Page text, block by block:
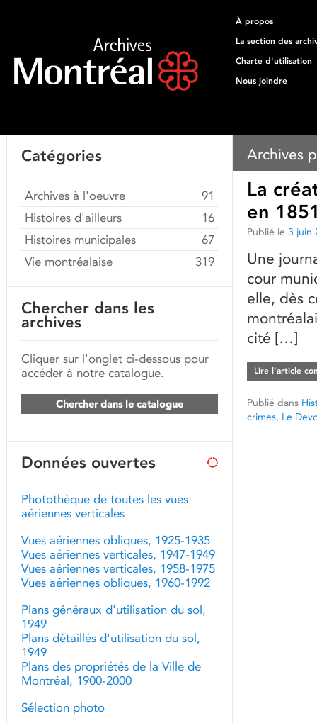
À propos
La section des
Charte d'utilisation
Nous joindre
Archives
La
en
Publié le 3 juin
Une
cour
elle, dès
cité […]
Lire l’article
Publié dans
crimes, Le
Catégories
Archives à l'oeuvre
91
Histoires d'ailleurs
16
Histoires municipales
67
Vie montréalaise
319
Chercher dans les
archives
Cliquer sur l'onglet ci-dessous pour
accéder à notre catalogue.
Chercher dans le catalogue
Données ouvertes
Photothèque de toutes les vues
aériennes verticales
Vues aériennes obliques, 1925-1935
Vues aériennes verticales, 1947-1949
Vues aériennes verticales, 1958-1975
Vues aériennes obliques, 1960-1992
Plans généraux d'utilisation du sol,
1949
Plans détaillés d'utilisation du sol,
1949
Plans des propriétés de la Ville de
Montréal, 1900-2000
Sélection photo